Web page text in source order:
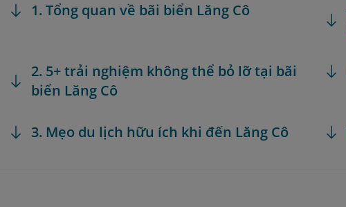
1. Tổng quan về bãi biển Lăng Cô
2. 5+ trải nghiệm không thể bỏ lỡ tại bãi
biển Lăng Cô
3. Mẹo du lịch hữu ích khi đến Lăng Cô